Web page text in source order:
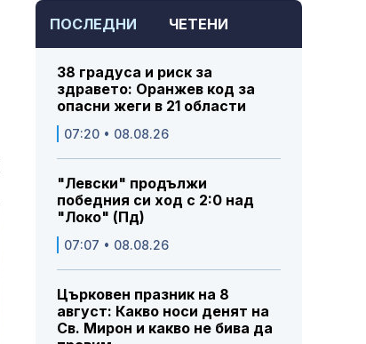
ПОСЛЕДНИ ЧЕТЕНИ
38 градуса и риск за
здравето: Оранжев код за
опасни жеги в 21 области
07:20 • 08.08.26
"Левски" продължи
победния си ход с 2:0 над
"Локо" (Пд)
07:07 • 08.08.26
Църковен празник на 8
август: Какво носи денят на
Св. Мирон и какво не бива да